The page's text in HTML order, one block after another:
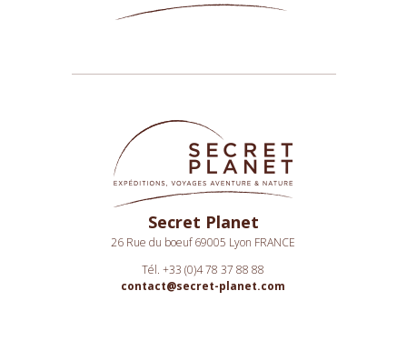
Secret Planet
26 Rue du boeuf 69005 Lyon FRANCE
Tél. +33 (0)4 78 37 88 88
contact@secret-planet.com